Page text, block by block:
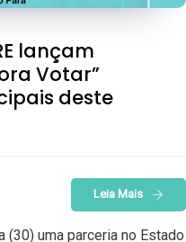
lançam
Votar”
deste
Leia Mais
(30) uma parceria no Estado